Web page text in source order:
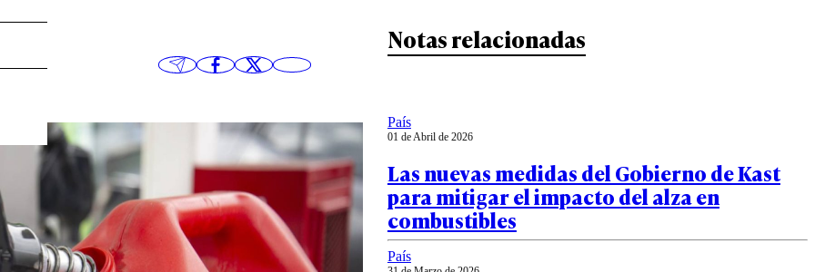
Notas relacionadas
País
01 de Abril de 2026
Las nuevas medidas del Gobierno de Kast
para mitigar el impacto del alza en
combustibles
País